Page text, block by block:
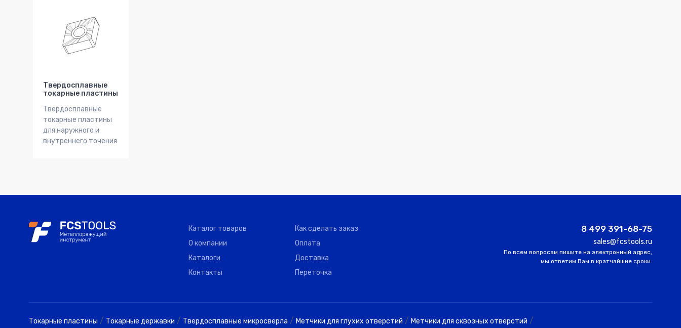
Твердосплавные
токарные пластины
Твердосплавные
токарные пластины
для наружного и
внутреннего точения
Каталог товаров
О компании
Каталоги
Контакты
Как сделать заказ
Оплата
Доставка
Переточка
8 499 391-68-75
sales@fcstools.ru
По всем вопросам пишите на электронный адрес,
мы ответим Вам в кратчайшие сроки.
Токарные пластины / Токарные державки / Твердосплавные микросверла / Метчики для глухих отверстий / Метчики для сквозных отверстий /